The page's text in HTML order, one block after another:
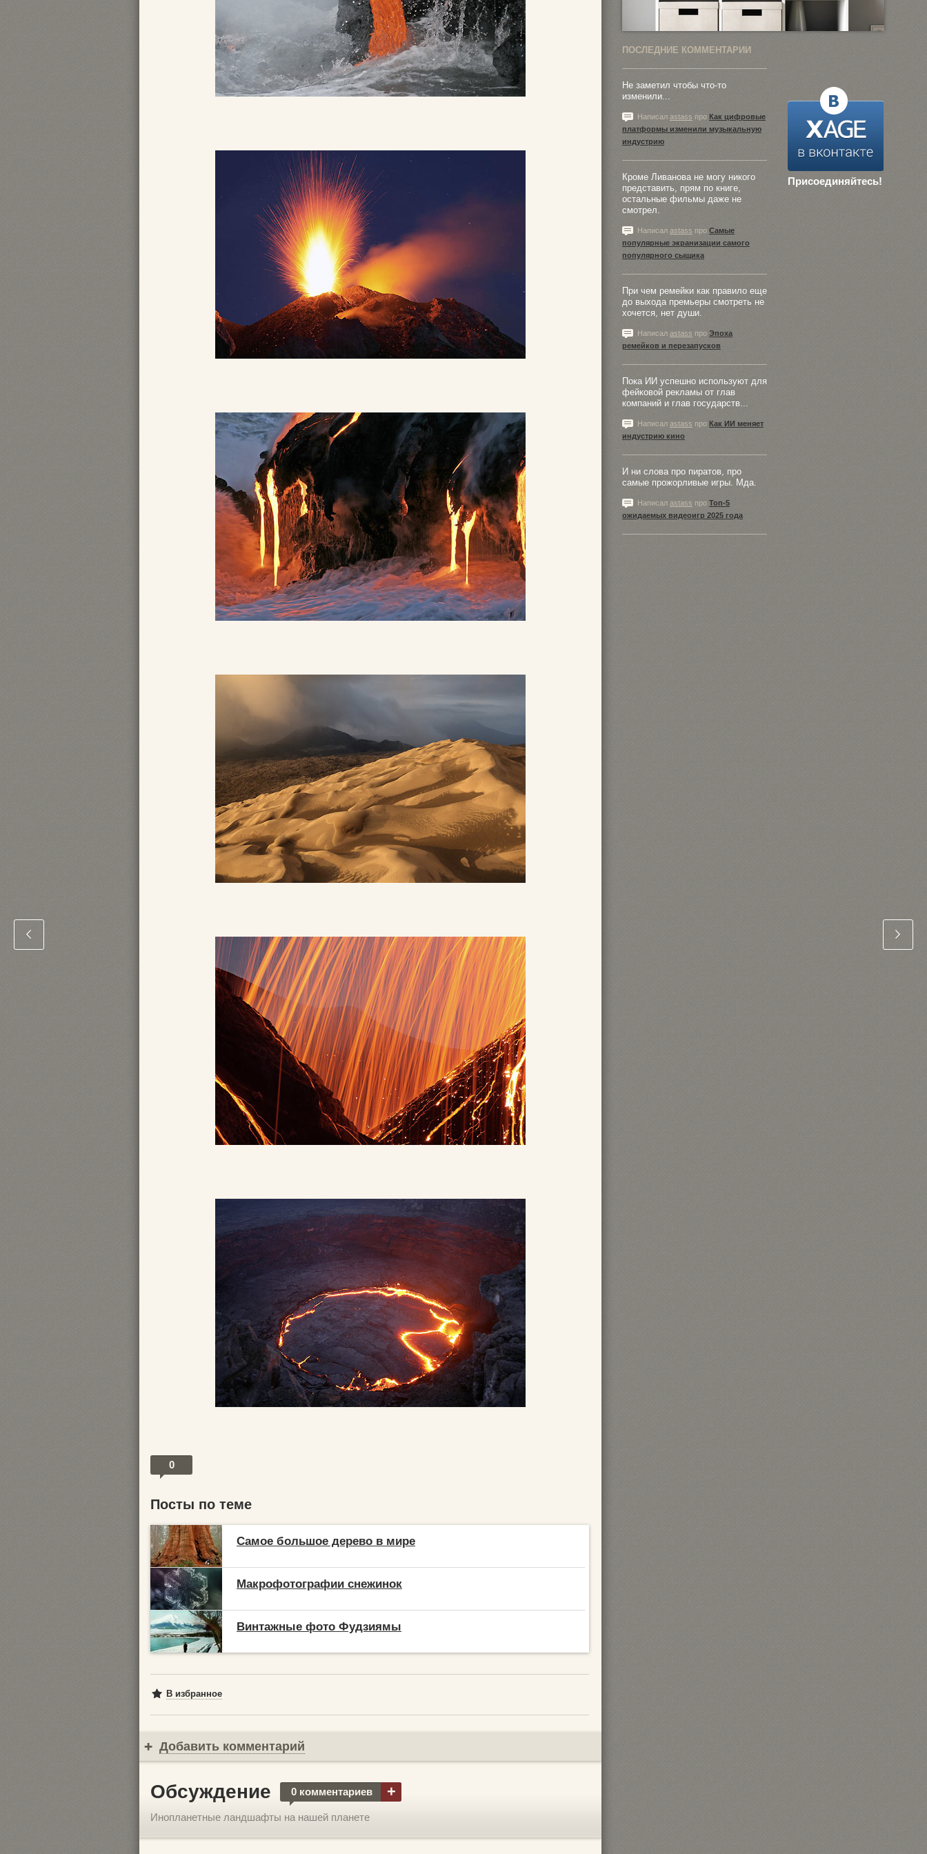
0
Посты по теме
Самое большое дерево в мире
Макрофотографии снежинок
Винтажные фото Фудзиямы
В избранное
Добавить комментарий
Обсуждение 0 комментариев +
Инопланетные ландшафты на нашей планете
ПОСЛЕДНИЕ КОММЕНТАРИИ
Присоединяйтесь!
Не заметил чтобы что-то
изменили...
Написал astass про Как цифровые
платформы изменили музыкальную
индустрию
Кроме Ливанова не могу никого
представить, прям по книге,
остальные фильмы даже не
смотрел.
Написал astass про Самые
популярные экранизации самого
популярного сыщика
При чем ремейки как правило еще
до выхода премьеры смотреть не
хочется, нет души.
Написал astass про Эпоха
ремейков и перезапусков
Пока ИИ успешно используют для
фейковой рекламы от глав
компаний и глав государств...
Написал astass про Как ИИ меняет
индустрию кино
И ни слова про пиратов, про
самые прожорливые игры. Мда.
Написал astass про Топ-5
ожидаемых видеоигр 2025 года